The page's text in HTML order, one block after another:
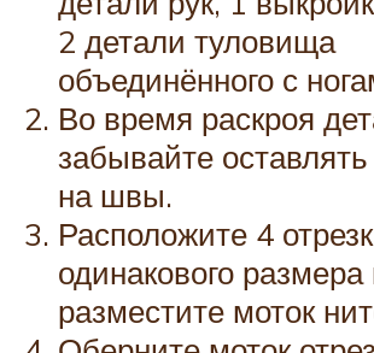
2 детали туловища
объединённого с
Во время раскроя
забывайте
на швы.
Расположите 4
одинакового
разместите моток